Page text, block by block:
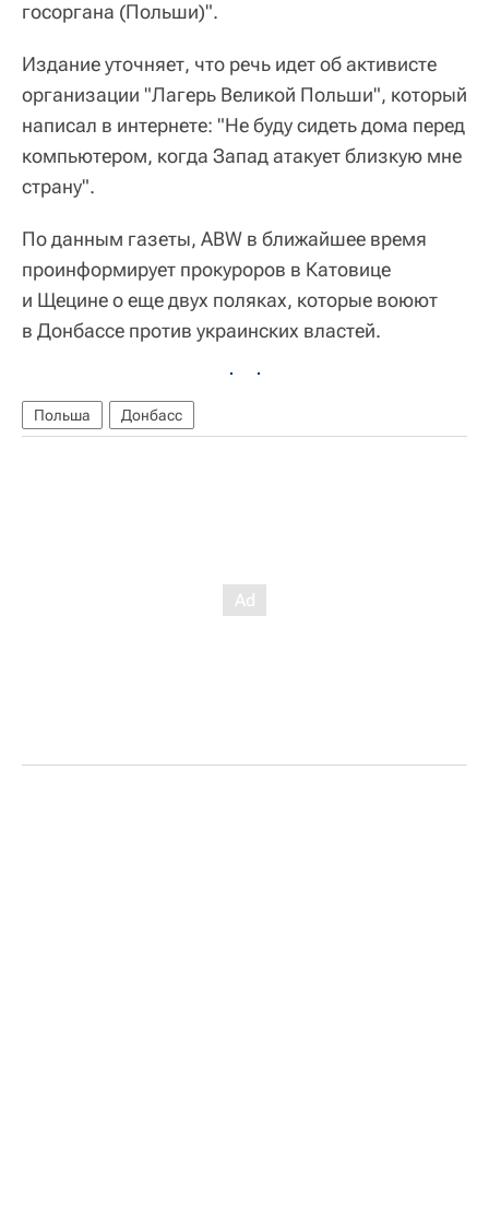
госоргана (Польши)".
Издание уточняет, что речь идет об активисте
организации "Лагерь Великой Польши", который
написал в интернете: "Не буду сидеть дома перед
компьютером, когда Запад атакует близкую мне
страну".
По данным газеты, ABW в ближайшее время
проинформирует прокуроров в Катовице
и Щецине о еще двух поляках, которые воюют
в Донбассе против украинских властей.
Польша Донбасс